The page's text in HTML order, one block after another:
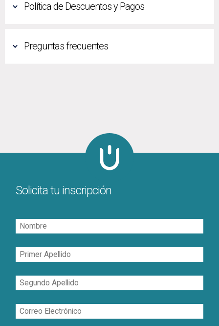
Política de Descuentos y Pagos
Preguntas frecuentes
Solicita tu inscripción
Nombre
Primer
Apellido
Segundo
Apellido
Correo
Electrónico